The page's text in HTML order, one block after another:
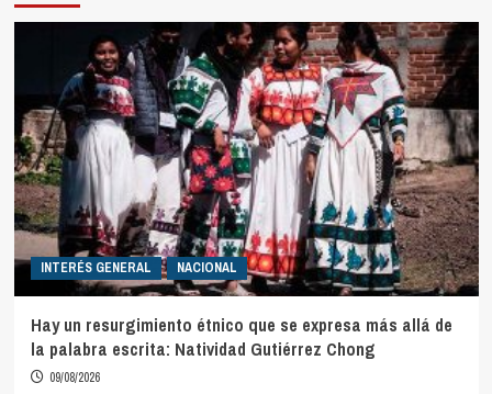
INTERÉS GENERAL NACIONAL
Hay un resurgimiento étnico que se expresa más allá de
la palabra escrita: Natividad Gutiérrez Chong
09/08/2026